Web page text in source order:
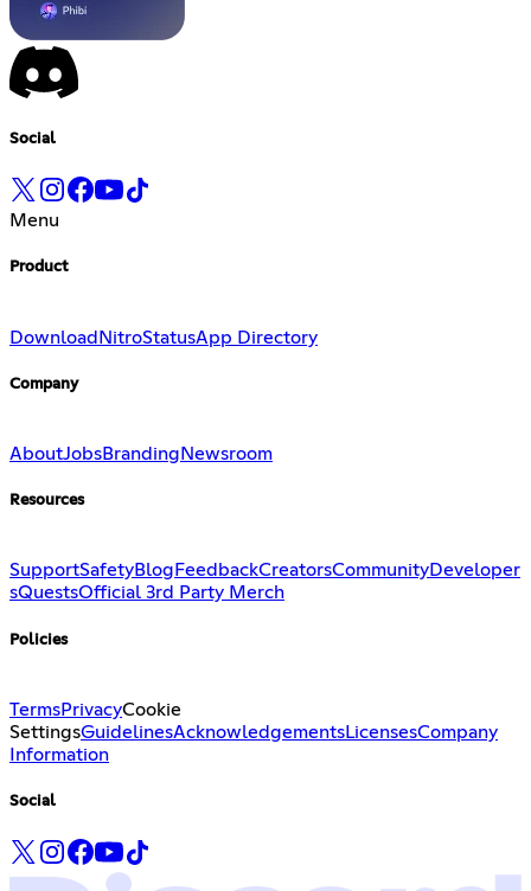
Social
Menu
Product
Download NitroStatusApp Directory
Company
AboutJobsBranding Newsroom
Resources
SupportSafetyBlog FeedbackCreatorsCommunityDeveloper
sQuestsOfficial 3rd Party Merch
Policies
TermsPrivacyCookie
SettingsGuidelinesAcknowledgementsLicensesCompany
Information
Social